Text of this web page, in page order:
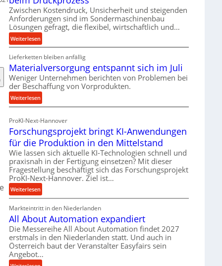
Zwischen Kostendruck, Unsicherheit und steigenden
Anforderungen sind im Sondermaschinenbau
Lösungen gefragt, die flexibel, wirtschaftlich und…
Weiterlesen:
R
o
l
l
e
n
f
h
r
u
n
g
e
n
e
r
h
ö
h
e
n
d
Lieferketten bleiben anfällig
Materialversorgung entspannt sich im Juli
Weniger Unternehmen berichten von Problemen bei
der Beschaffung von Vorprodukten.
Weiterlesen:
M
e
r
i
a
l
v
e
r
s
o
r
g
u
n
ProKI-Next-Hannover
Forschungsprojekt bringt KI-Anwendungen
für die Produktion in den Mittelstand
Wie lassen sich aktuelle KI-Technologien schnell und
praxisnah in der Fertigung einsetzen? Mit dieser
Fragestellung beschäftigt sich das Forschungsprojekt
ProKI-Next-Hannover. Ziel ist…
Weiterlesen:
F
o
r
s
c
h
u
n
Markteintritt in den Niederlanden
All About Automation expandiert
Die Messereihe All About Automation findet 2027
erstmals in den Niederlanden statt. Und auch in
Österreich baut der Veranstalter Easyfairs sein
Angebot…